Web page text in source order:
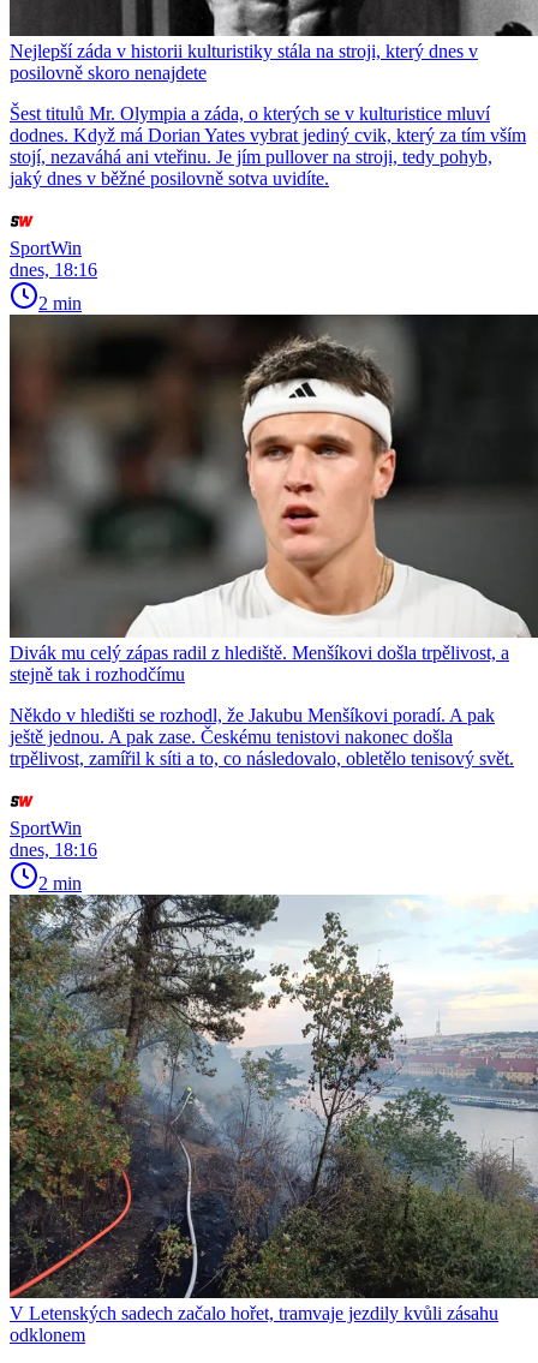
Nejlepší záda v historii kulturistiky stála na stroji, který dnes v
posilovně skoro nenajdete
Šest titulů Mr. Olympia a záda, o kterých se v kulturistice mluví
dodnes. Když má Dorian Yates vybrat jediný cvik, který za tím vším
stojí, nezaváhá ani vteřinu. Je jím pullover na stroji, tedy pohyb,
jaký dnes v běžné posilovně sotva uvidíte.
SportWin
dnes, 18:16
2 min
Divák mu celý zápas radil z hlediště. Menšíkovi došla trpělivost, a
stejně tak i rozhodčímu
Někdo v hledišti se rozhodl, že Jakubu Menšíkovi poradí. A pak
ještě jednou. A pak zase. Českému tenistovi nakonec došla
trpělivost, zamířil k síti a to, co následovalo, obletělo tenisový svět.
SportWin
dnes, 18:16
2 min
V Letenských sadech začalo hořet, tramvaje jezdily kvůli zásahu
odklonem